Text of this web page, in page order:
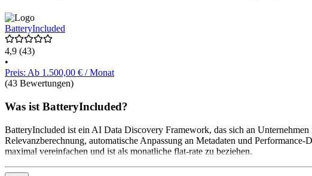
BatteryIncluded
4,9 (43)
•
Preis: Ab 1.500,00 € / Monat
(43 Bewertungen)
Was ist BatteryIncluded?
BatteryIncluded ist ein AI Data Discovery Framework, das sich an
Relevanzberechnung, automatische Anpassung an Metadaten und
maximal vereinfachen und ist als monatliche flat-rate zu beziehen.